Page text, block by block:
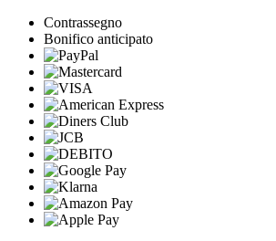
Contrassegno
Bonifico anticipato